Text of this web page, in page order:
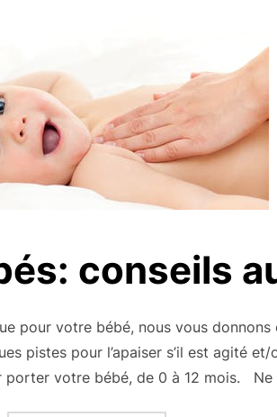
conseils
pour votre bébé, nous vous
pistes pour l’apaiser s’il est agité
votre bébé, de 0 à 12 mois. Ne